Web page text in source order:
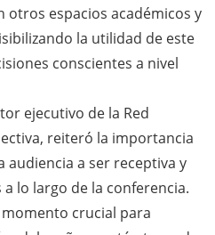
otros espacios académicos y
la utilidad de este
conscientes a nivel
ejecutivo de la Red
reiteró la importancia
audiencia a ser receptiva y
lo largo de la conferencia.
crucial para